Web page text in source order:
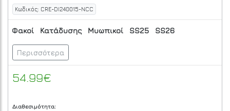
Κωδικός: CRE-DI240015-NCC
Φακοί Κατάδυσης Μυωπικοί SS25 SS26
Περισσότερα
54.99€
Διαθεσιμότητα: